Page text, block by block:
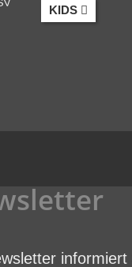
KIDS
informiert